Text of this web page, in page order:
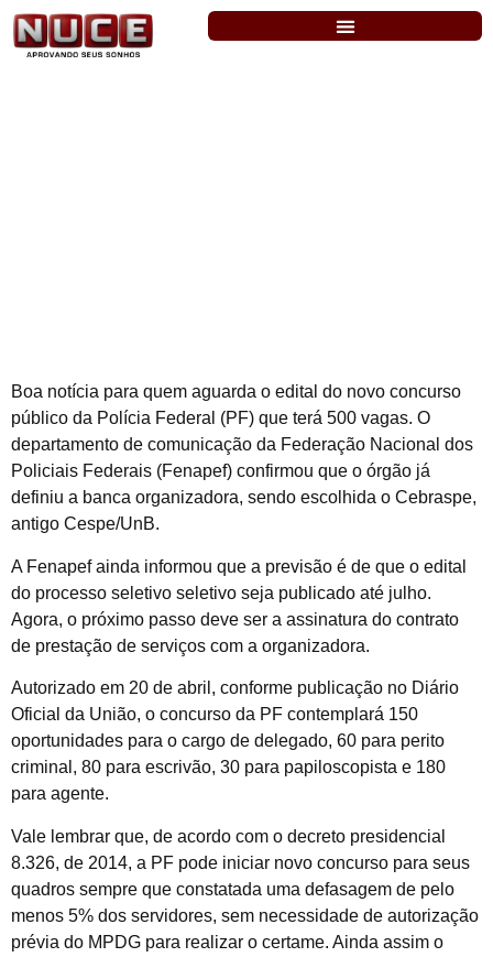
Boa notícia para quem aguarda o edital do novo concurso
público da Polícia Federal (PF) que terá 500 vagas. O
departamento de comunicação da Federação Nacional dos
Policiais Federais (Fenapef) confirmou que o órgão já
definiu a banca organizadora, sendo escolhida o Cebraspe,
antigo Cespe/UnB.
A Fenapef ainda informou que a previsão é de que o edital
do processo seletivo seletivo seja publicado até julho.
Agora, o próximo passo deve ser a assinatura do contrato
de prestação de serviços com a organizadora.
Autorizado em 20 de abril, conforme publicação no Diário
Oficial da União, o concurso da PF contemplará 150
oportunidades para o cargo de delegado, 60 para perito
criminal, 80 para escrivão, 30 para papiloscopista e 180
para agente.
Vale lembrar que, de acordo com o decreto presidencial
8.326, de 2014, a PF pode iniciar novo concurso para seus
quadros sempre que constatada uma defasagem de pelo
menos 5% dos servidores, sem necessidade de autorização
prévia do MPDG para realizar o certame. Ainda assim o